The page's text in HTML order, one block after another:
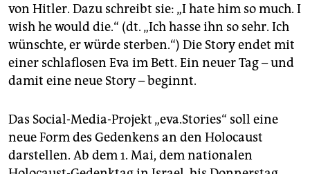
von Hitler. Dazu schreibt sie: „I hate him so much. I
wish he would die.“ (dt. „Ich hasse ihn so sehr. Ich
wünschte, er würde sterben.“) Die Story endet mit
einer schlaflosen Eva im Bett. Ein neuer Tag – und
damit eine neue Story – beginnt.
Das Social-Media-Projekt „eva.Stories“ soll eine
neue Form des Gedenkens an den Holocaust
darstellen. Ab dem 1. Mai, dem nationalen